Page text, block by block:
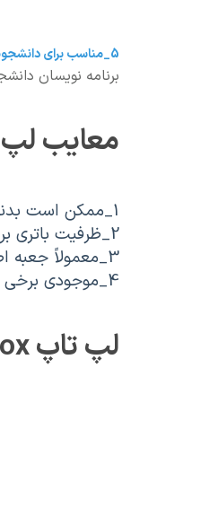
5_مناسب برای دانشجویان و متخصصان
برنامه نویسان
معایب
1_ممکن است بدنه دستگاه دارای خط و خش جزئی باشد.
2_ظرفیت باتری برخی مدل ها ممکن است نسبت به روز اول کاهش یافته باشد.
3_معمولاً جعبه اصلی دستگاه همراه آن نیست.
4_موجودی برخی مدل ها محدود است و همی
لپ تاپ Open Box چیست